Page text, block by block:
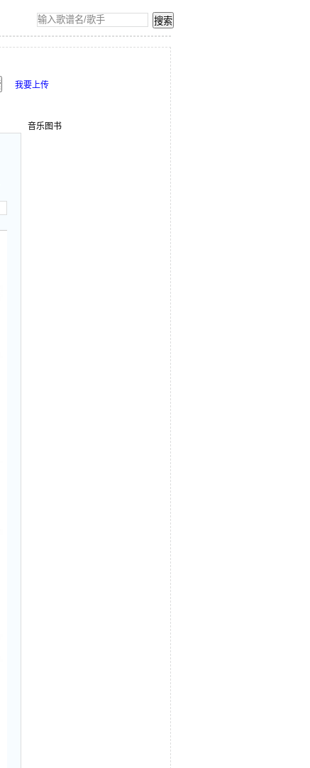
我要上传
音乐图书